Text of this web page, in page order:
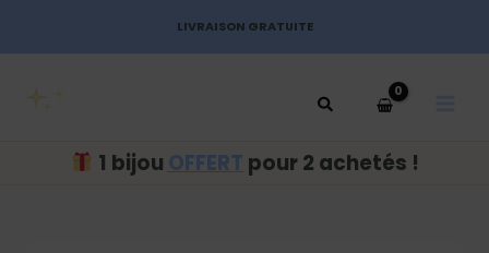
LIVRAISON GRATUITE
1 bijou OFFERT pour 2 achetés !